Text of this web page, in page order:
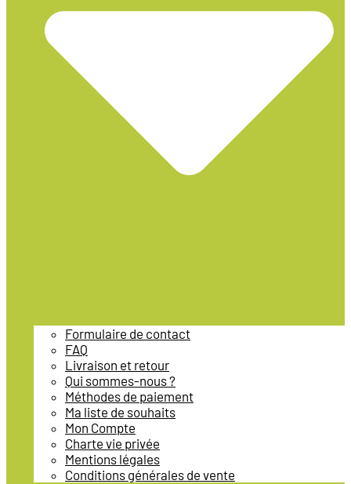
Formulaire de contact
FAQ
Livraison et retour
Qui sommes-nous ?
Méthodes de paiement
Ma liste de souhaits
Mon Compte
Charte vie privée
Mentions légales
Conditions générales de vente